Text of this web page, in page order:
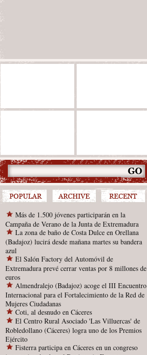
Más de 1.500 jóvenes participarán en la
Campaña de Verano de la Junta de Extremadura
La zona de baño de Costa Dulce en Orellana
(Badajoz) lucirá desde mañana martes su bandera
azul
El Salón Factory del Automóvil de
Extremadura prevé cerrar ventas por 8 millones de
euros
Almendralejo (Badajoz) acoge el III Encuentro
Internacional para el Fortalecimiento de la Red de
Mujeres Ciudadanas
Coti, al desnudo en Cáceres
El Centro Rural Asociado 'Las Villuercas' de
Robledollano (Cáceres) logra uno de los Premios
Ejército
Fisterra participa en Cáceres en un congreso